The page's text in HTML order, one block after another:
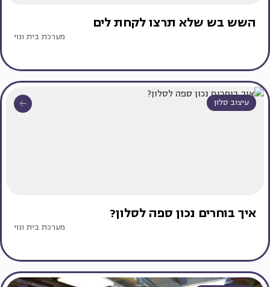
השש בש שלא תרצו לקחת לים
מערכת בית ונוי
עיצוב סלון
איך בוחרים נכון ספה לסלון?
מערכת בית ונוי